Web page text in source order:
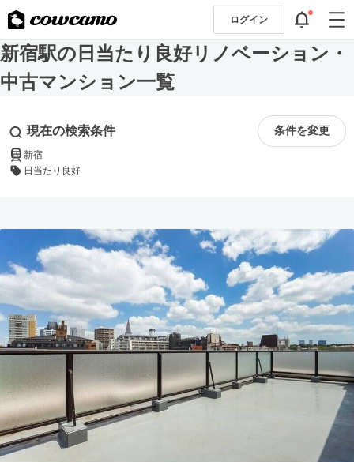
ログイン
新宿駅の日当たり良好リノベーション・
中古マンション一覧
現在の検索条件 条件を変更
新宿
日当たり良好